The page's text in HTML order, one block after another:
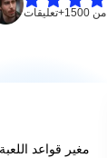
من 1500+تعليقات
مغير قواعد